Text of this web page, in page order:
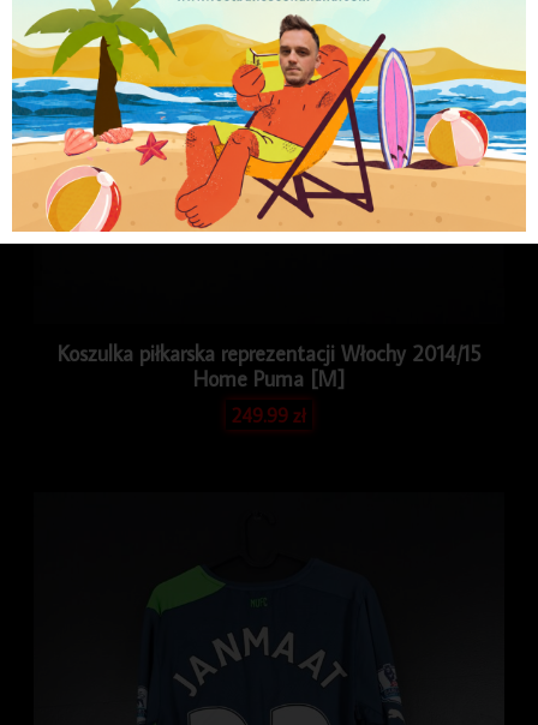
Koszulka piłkarska reprezentacji Włochy 2014/15
Home Puma [M]
249.99zł